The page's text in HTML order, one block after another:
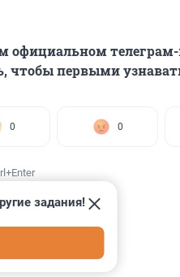
официальном телеграм-
чтобы первыми
0 0
задания!